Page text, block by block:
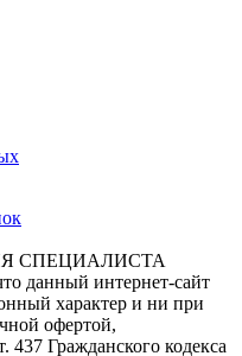
СПЕЦИАЛИСТА
данный интернет-сайт
характер и ни при
офертой,
Гражданского кодекса